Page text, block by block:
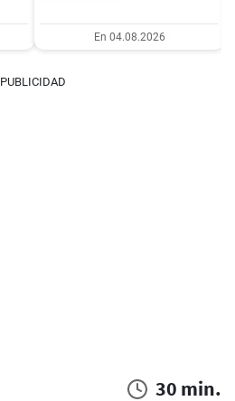
En 04.08.2026
PUBLICIDAD
30 min.